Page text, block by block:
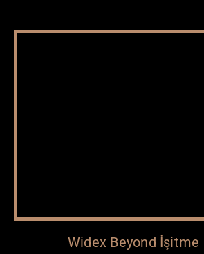
Widex Beyond İşitme